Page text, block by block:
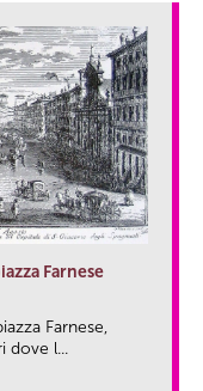
Farnese
Farnese,
dove l...